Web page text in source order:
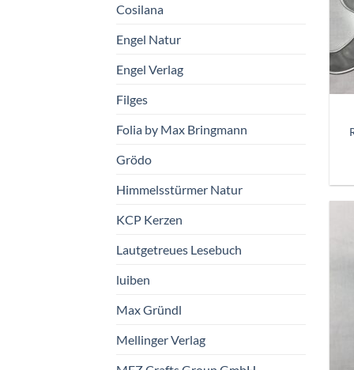
Cosilana
Engel Natur
Engel Verlag
Filges
Folia by Max Bringmann
Grödo
Himmelsstürmer Natur
KCP Kerzen
Lautgetreues Lesebuch
luiben
Max Gründl
Mellinger Verlag